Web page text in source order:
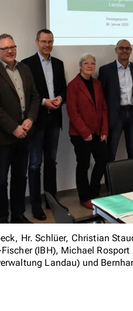
Hr. Schlüer, Christian
(IBH), Michael Rosport
Landau) und